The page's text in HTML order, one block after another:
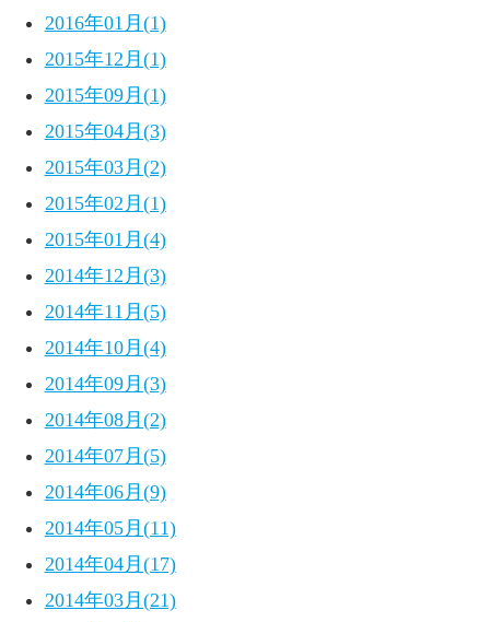
2016年01月(1)
2015年12月(1)
2015年09月(1)
2015年04月(3)
2015年03月(2)
2015年02月(1)
2015年01月(4)
2014年12月(3)
2014年11月(5)
2014年10月(4)
2014年09月(3)
2014年08月(2)
2014年07月(5)
2014年06月(9)
2014年05月(11)
2014年04月(17)
2014年03月(21)